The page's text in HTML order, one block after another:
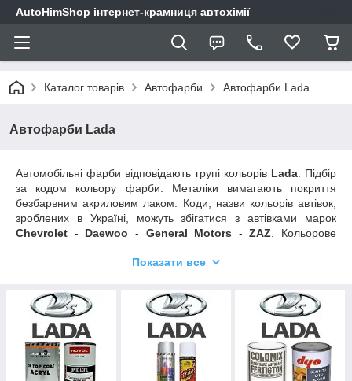
AutoHimShop інтернет-крамниця автохімії
Каталог товарів Автофарби Автофарби Lada
Автофарби Lada
Автомобільні фарби відповідають групі кольорів Lada. Підбір
за кодом кольору фарби. Металіки вимагають покриття
безбарвним акриловим лаком. Коди, назви кольорів автівок,
зроблених в Україні, можуть збігатися з автівками марок
Chevrolet - Daewoo - General Motors -ZAZ . Кольорове
Показати все